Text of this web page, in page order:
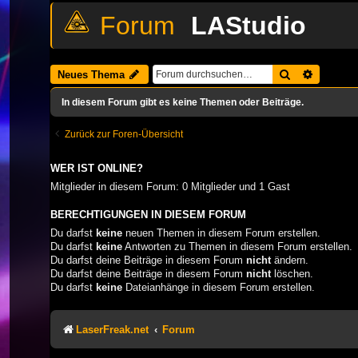
LAStudio
Neues Thema Suche
In diesem Forum gibt es keine Themen oder Beiträge.
Zurück zur Foren-Übersicht
WER IST ONLINE?
Mitglieder in diesem Forum: 0 Mitglieder und 1 Gast
BERECHTIGUNGEN IN DIESEM FORUM
Du darfst keine neuen Themen in diesem Forum erstellen.
Du darfst keine Antworten zu Themen in diesem Forum erstellen.
Du darfst deine Beiträge in diesem Forum nicht ändern.
Du darfst deine Beiträge in diesem Forum nicht löschen.
Du darfst keine Dateianhänge in diesem Forum erstellen.
LaserFreak.net Forum